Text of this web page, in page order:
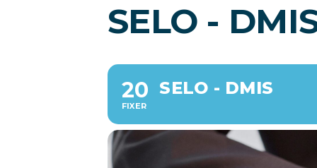
SELO -
20
FIXER
SELO - DMIS